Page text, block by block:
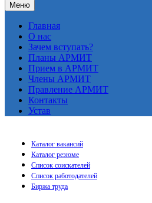
Меню
Главная
О нас
Зачем вступать?
Планы АРМИТ
Прием в АРМИТ
Члены АРМИТ
Правление АРМИТ
Контакты
Устав
Каталог вакансий
Каталог резюме
Список соискателей
Список работодателей
Биржа труда